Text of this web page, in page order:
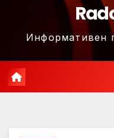
Информативен